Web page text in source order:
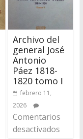
Archivo del
general José
Antonio
Páez 1818-
1820 tomo I
febrero 11,
2026
Comentarios
desactivados